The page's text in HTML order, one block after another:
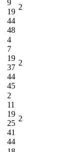
9
19
44
48
2
4
7
19
37
44
45
2
2
11
19
25
41
44
2